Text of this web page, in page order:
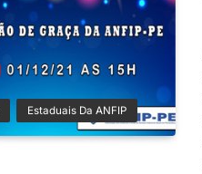
Estaduais Da ANFIP